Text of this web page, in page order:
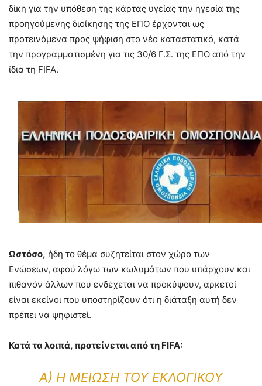
δίκη για την υπόθεση της κάρτας υγείας την ηγεσία της
προηγούμενης διοίκησης της ΕΠΟ έρχονται ως
προτεινόμενα προς ψήφιση στο νέο καταστατικό, κατά
την προγραμματισμένη για τις 30/6 Γ.Σ. της ΕΠΟ από την
ίδια τη FIFA.
Ωστόσο, ήδη το θέμα συζητείται στον χώρο των
Ενώσεων, αφού λόγω των κωλυμάτων που υπάρχουν και
πιθανόν άλλων που ενδέχεται να προκύψουν, αρκετοί
είναι εκείνοι που υποστηρίζουν ότι η διάταξη αυτή δεν
πρέπει να ψηφιστεί.
Κατά τα λοιπά, προτείνεται από τη FIFA:
Α) Η ΜΕΊΩΣΗ ΤΟΥ ΕΚΛΟΓΙΚΟΎ